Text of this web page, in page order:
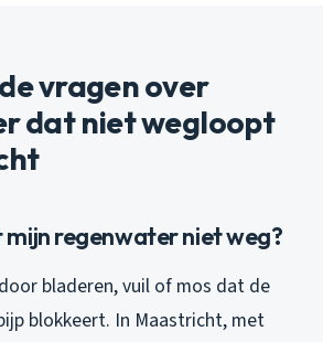
vragen over
dat niet wegloopt
regenwater niet weg?
bladeren, vuil of mos dat de
blokkeert. In Maastricht, met